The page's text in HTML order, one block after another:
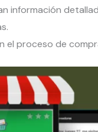
información
el proceso de